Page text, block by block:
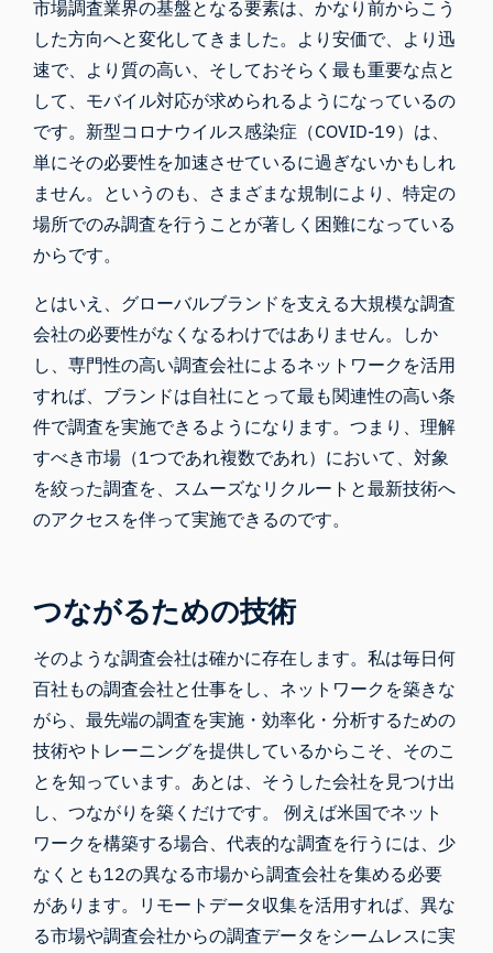
市場調査業界の基盤となる要素は、かなり前からこう
した方向へと変化してきました。より安価で、より迅
速で、より質の高い、そしておそらく最も重要な点と
して、モバイル対応が求められるようになっているの
です。新型コロナウイルス感染症（COVID-19）は、
単にその必要性を加速させているに過ぎないかもしれ
ません。というのも、さまざまな規制により、特定の
場所でのみ調査を行うことが著しく困難になっている
からです。
とはいえ、グローバルブランドを支える大規模な調査
会社の必要性がなくなるわけではありません。しか
し、専門性の高い調査会社によるネットワークを活用
すれば、ブランドは自社にとって最も関連性の高い条
件で調査を実施できるようになります。つまり、理解
すべき市場（1つであれ複数であれ）において、対象
を絞った調査を、スムーズなリクルートと最新技術へ
のアクセスを伴って実施できるのです。
つながるための技術
そのような調査会社は確かに存在します。私は毎日何
百社もの調査会社と仕事をし、ネットワークを築きな
がら、最先端の調査を実施・効率化・分析するための
技術やトレーニングを提供しているからこそ、そのこ
とを知っています。あとは、そうした会社を見つけ出
し、つながりを築くだけです。 例えば米国でネット
ワークを構築する場合、代表的な調査を行うには、少
なくとも12の異なる市場から調査会社を集める必要
があります。リモートデータ収集を活用すれば、異な
る市場や調査会社からの調査データをシームレスに実